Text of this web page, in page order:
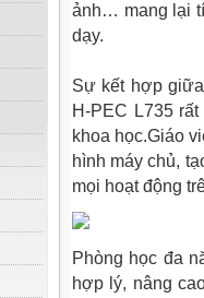
ảnh… mang lại
dạy.
Sự kết hợp
H-PEC L735
khoa học.Giáo
hình máy chủ,
mọi hoạt động
Phòng học đa
hợp lý, nâng